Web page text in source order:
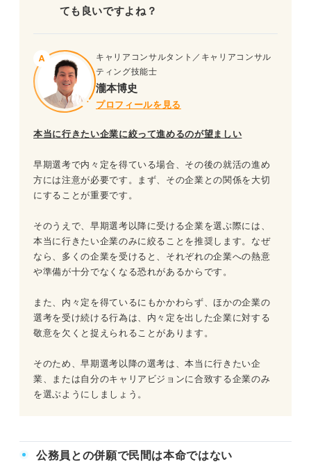
ても良いですよね？
キャリアコンサルタント／キャリアコンサル
ティング技能士
瀧本博史
プロフィールを見る
本当に行きたい企業に絞って進めるのが望ましい
早期選考で内々定を得ている場合、その後の就活の進め
方には注意が必要です。まず、その企業との関係を大切
にすることが重要です。
そのうえで、早期選考以降に受ける企業を選ぶ際には、
本当に行きたい企業のみに絞ることを推奨します。なぜ
なら、多くの企業を受けると、それぞれの企業への熱意
や準備が十分でなくなる恐れがあるからです。
また、内々定を得ているにもかかわらず、ほかの企業の
選考を受け続ける行為は、内々定を出した企業に対する
敬意を欠くと捉えられることがあります。
そのため、早期選考以降の選考は、本当に行きたい企
業、または自分のキャリアビジョンに合致する企業のみ
を選ぶようにしましょう。
公務員との併願で民間は本命ではない